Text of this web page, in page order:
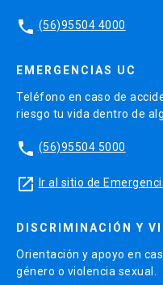
phone (56)95504 4000
EMERGENCIAS UC
Teléfono en caso de
riesgo tu vida dentro de
phone (56)95504 5000
launch Ir al sitio de
DISCRIMINACIÓN Y
Orientación y apoyo en
género o violencia sexual.